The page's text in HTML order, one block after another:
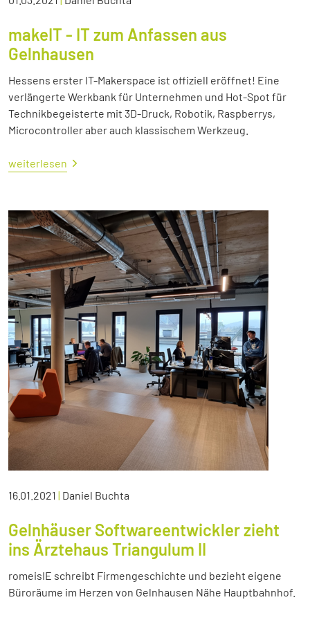
makeIT - IT zum Anfassen aus
Gelnhausen
Hessens erster IT-Makerspace ist offiziell eröffnet! Eine
verlängerte Werkbank für Unternehmen und Hot-Spot für
Technikbegeisterte mit 3D-Druck, Robotik, Raspberrys,
Microcontroller aber auch klassischem Werkzeug.
weiterlesen
16.01.2021 | Daniel Buchta
Gelnhäuser Softwareentwickler zieht
ins Ärztehaus Triangulum II
romeisIE schreibt Firmengeschichte und bezieht eigene
Büroräume im Herzen von Gelnhausen Nähe Hauptbahnhof.